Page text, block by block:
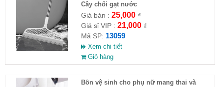
Cây chổi gạt nước
Giá bán : 25,000₫
Giá sỉ VIP : 21,000₫
Mã SP: 13059
Xem chi tiết
Giỏ hàng
Bồn vệ sinh cho phụ nữ mang thai và